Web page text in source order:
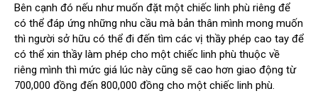
Bên cạnh đó nếu như muốn đặt một chiếc linh phù riêng để
có thể đáp ứng những nhu cầu mà bản thân mình mong muốn
thì người sở hữu có thể đi đến tìm các vị thầy phép cao tay để
có thể xin thầy làm phép cho một chiếc linh phù thuộc về
riêng mình thì mức giá lúc này cũng sẽ cao hơn giao động từ
700,000 đồng đến 800,000 đồng cho một chiếc linh phù.